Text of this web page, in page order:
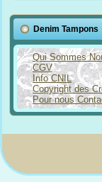
Denim Tampons
Qui Sommes
CGV
Info CNIL
Copyright des
Pour nous